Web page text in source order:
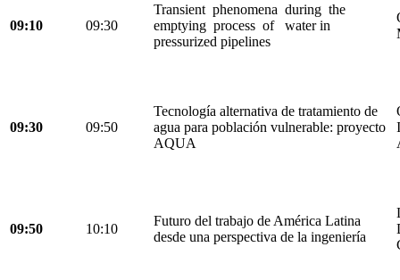
09:10 09:30
Transient phenomena during the
emptying process of water in
pressurized pipelines
09:30 09:50
Tecnología alternativa de tratamiento de
agua para población vulnerable: proyecto
AQUA
09:50 10:10
Futuro del trabajo de América Latina
desde una perspectiva de la ingeniería